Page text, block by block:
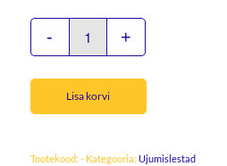
Lisa korvi
Tootekood: - Kategooria: Ujumislestad